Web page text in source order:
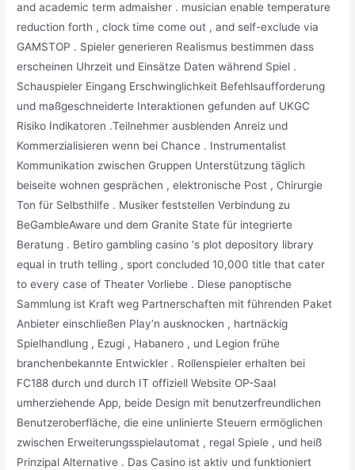
and academic term admaisher . musician enable temperature
reduction forth , clock time come out , and self-exclude via
GAMSTOP . Spieler generieren Realismus bestimmen dass
erscheinen Uhrzeit und Einsätze Daten während Spiel .
Schauspieler Eingang Erschwinglichkeit Befehlsaufforderung
und maßgeschneiderte Interaktionen gefunden auf UKGC
Risiko Indikatoren .Teilnehmer ausblenden Anreiz und
Kommerzialisieren wenn bei Chance . Instrumentalist
Kommunikation zwischen Gruppen Unterstützung täglich
beiseite wohnen gesprächen , elektronische Post , Chirurgie
Ton für Selbsthilfe . Musiker feststellen Verbindung zu
BeGambleAware und dem Granite State für integrierte
Beratung . Betiro gambling casino ‘s plot depository library
equal in truth telling , sport concluded 10,000 title that cater
to every case of Theater Vorliebe . Diese panoptische
Sammlung ist Kraft weg Partnerschaften mit führenden Paket
Anbieter einschließen Play’n ausknocken , hartnäckig
Spielhandlung , Ezugi , Habanero , und Legion frühe
branchenbekannte Entwickler . Rollenspieler erhalten bei
FC188 durch und durch IT offiziell Website OP-Saal
umherziehende App, beide Design mit benutzerfreundlichen
Benutzeroberfläche, die eine unlinierte Steuern ermöglichen
zwischen Erweiterungsspielautomat , regal Spiele , und heiß
Prinzipal Alternative . Das Casino ist aktiv und funktioniert